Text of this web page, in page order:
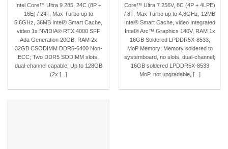
Intel Core™ Ultra 9 285, 24C (8P +
16E) / 24T, Max Turbo up to
5.6GHz, 36MB Intel® Smart Cache,
video 1x NVIDIA® RTX 4000 SFF
Ada Generation 20GB, RAM 2x
32GB CSODIMM DDR5-6400 Non-
ECC; Two DDR5 SODIMM slots,
dual-channel capable; Up to 128GB
(2x [...]
Core™ Ultra 7 256V, 8C (4P + 4LPE)
/ 8T, Max Turbo up to 4.8GHz, 12MB
Intel® Smart Cache, video Integrated
Intel® Arc™ Graphics 140V, RAM 1x
16GB Soldered LPDDR5X-8533,
MoP Memory; Memory soldered to
systemboard, no slots, dual-channel;
16GB soldered LPDDR5X-8533
MoP, not upgradable, [...]